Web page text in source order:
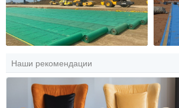
Наши рекомендации